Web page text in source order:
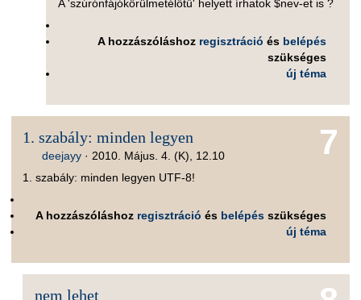
A 'szúrónfájókörülmetélőtű' helyett írhatok $nev-et is ?
A hozzászóláshoz regisztráció és belépés
szükséges
új téma
7
1. szabály: minden legyen
deejayy · 2010. Május. 4. (K), 12.10
1. szabály: minden legyen UTF-8!
A hozzászóláshoz regisztráció és belépés szükséges
új téma
nem lehet